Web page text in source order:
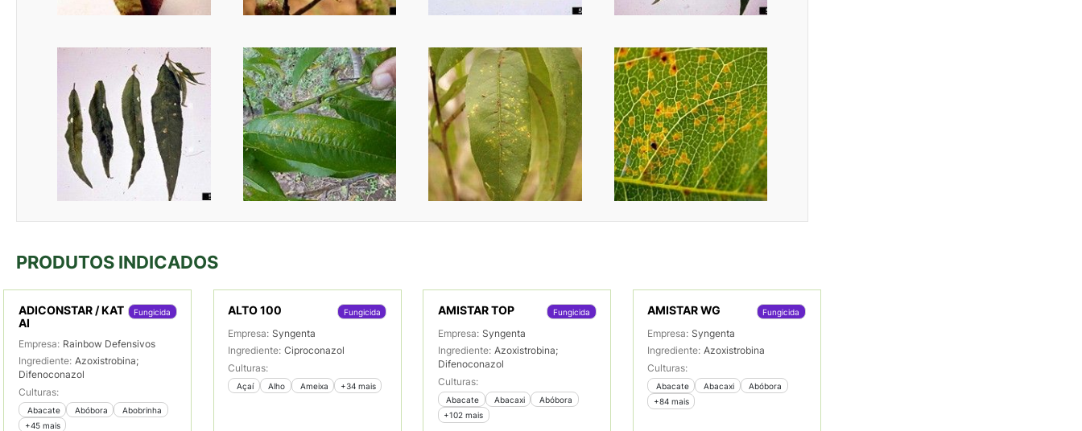
PRODUTOS INDICADOS
ADICONSTAR / KAT
AI
Fungicida
Empresa: Rainbow Defensivos
Ingrediente: Azoxistrobina;
Difenoconazol
Culturas:
Abacate Abóbora
Abobrinha
+45 mais
ALTO 100 Fungicida
Empresa: Syngenta
Ingrediente: Ciproconazol
Culturas:
Açaí Alho Ameixa +34 mais
AMISTAR TOP Fungicida
Empresa: Syngenta
Ingrediente: Azoxistrobina;
Difenoconazol
Culturas:
Abacate Abacaxi
Abóbora
+102 mais
AMISTAR WG Fungicida
Empresa: Syngenta
Ingrediente: Azoxistrobina
Culturas:
Abacate Abacaxi
Abóbora
+84 mais